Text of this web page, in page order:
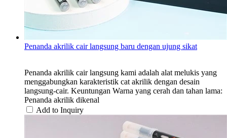
Penanda akrilik cair langsung baru dengan ujung sikat
Penanda akrilik cair langsung kami adalah alat melukis yang
menggabungkan karakteristik cat akrilik dengan desain
langsung-cair. Keuntungan Warna yang cerah dan tahan lama:
Penanda akrilik dikenal
Add to Inquiry